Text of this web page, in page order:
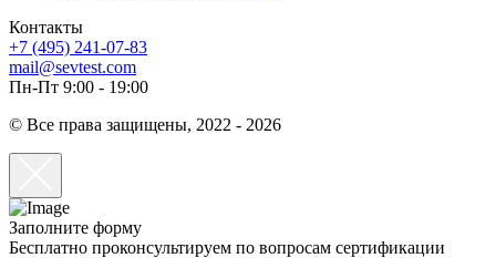
Контакты
+7 (495) 241-07-83
mail@sevtest.com
Пн-Пт 9:00 - 19:00
© Все права защищены, 2022 - 2026
Заполните форму
Бесплатно проконсультируем по вопросам сертификации